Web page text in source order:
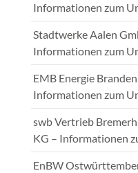
Informationen zum
Stadtwerke Aalen
Informationen zum
EMB Energie
Informationen zum
swb Vertrieb
KG – Informationen
EnBW